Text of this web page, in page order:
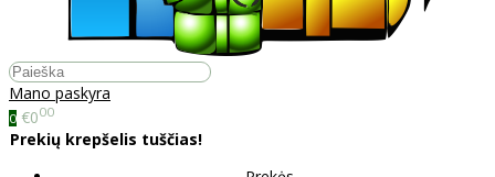
Mano paskyra
0 €000
Prekių krepšelis tuščias!